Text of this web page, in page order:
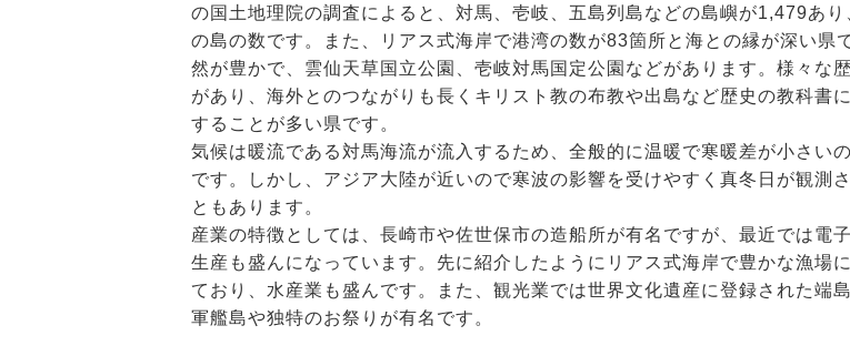
の国土地理院の調査によると、対馬、壱岐、五島列島などの島嶼が1,479あり
の島の数です。また、リアス式海岸で港湾の数が83箇所と海との縁が深い県
然が豊かで、雲仙天草国立公園、壱岐対馬国定公園などがあります。様々な
があり、海外とのつながりも長くキリスト教の布教や出島など歴史の教科書
することが多い県です。
気候は暖流である対馬海流が流入するため、全般的に温暖で寒暖差が小さい
です。しかし、アジア大陸が近いので寒波の影響を受けやすく真冬日が観測
ともあります。
産業の特徴としては、長崎市や佐世保市の造船所が有名ですが、最近では電
生産も盛んになっています。先に紹介したようにリアス式海岸で豊かな漁場
ており、水産業も盛んです。また、観光業では世界文化遺産に登録された端
軍艦島や独特のお祭りが有名です。